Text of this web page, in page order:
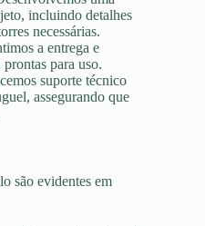
incluindo detalhes
necessárias.
a entrega e
para uso.
suporte técnico
assegurando que
são evidentes em